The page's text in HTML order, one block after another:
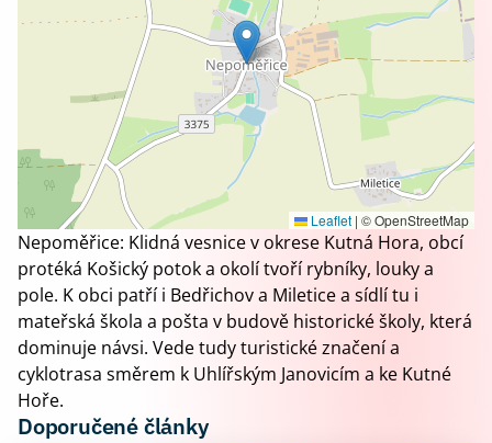
Leaflet | © OpenStreetMap
Nepoměřice: Klidná vesnice v okrese Kutná Hora, obcí
protéká Košický potok a okolí tvoří rybníky, louky a
pole. K obci patří i Bedřichov a Miletice a sídlí tu i
mateřská škola a pošta v budově historické školy, která
dominuje návsi. Vede tudy turistické značení a
cyklotrasa směrem k Uhlířským Janovicím a ke Kutné
Hoře.
Doporučené články